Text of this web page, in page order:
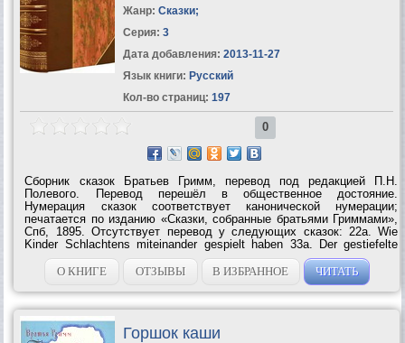
Жанр: Сказки;
Серия: 3
Дата добавления: 2013-11-27
Язык книги: Русский
Кол-во страниц: 197
0
Сборник сказок Братьев Гримм, перевод под редакцией П.Н.
Полевого. Перевод перешёл в общественное достояние.
Нумерация сказок соответствует канонической нумерации;
печатается по изданию «Сказки, собранные братьями Гриммами»,
Спб, 1895. Отсутствует перевод у следующих сказок: 22a. Wie
Kinder Schlachtens miteinander gespielt haben 33a. Der gestiefelte
Kater 62a. Blaubart 71a. Prinzessin Mausehaut 73a. Das Mordschloss
95. Der alte Hildebrand 102a. Die Krahen 117. Das eigensinnige Kind
О КНИГЕ ОТЗЫВЫ В ИЗБРАННОЕ ЧИТАТЬ
Горшок каши